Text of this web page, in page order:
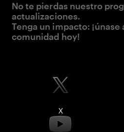
No te pierdas nuestro
actualizaciones.
Tenga un impacto: ¡únase
comunidad hoy!
X